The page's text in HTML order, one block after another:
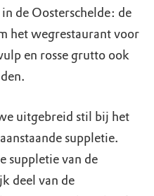
de Oosterschelde: de
het wegrestaurant voor
en rosse grutto ook
uitgebreid stil bij het
suppletie.
suppletie van de
deel van de